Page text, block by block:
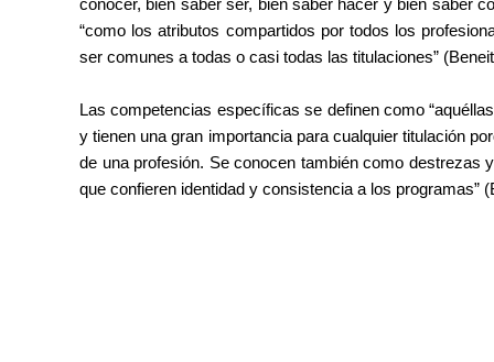
conocer, bien saber ser, bien saber hacer y bien saber
“como los atributos compartidos por todos los
ser comunes a todas o casi todas las titulaciones”
Las competencias específicas se definen como
y tienen una gran importancia para cualquier titulación
de una profesión. Se conocen también como
que confieren identidad y consistencia a los programas”